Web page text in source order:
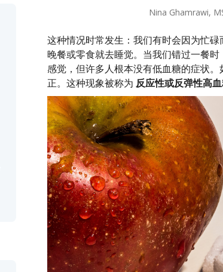
Nina Ghamrawi,
这种情况时常发生：我们有时会因为忙
晚餐或零食就去睡觉。当我们错过一餐
感觉，但许多人根本没有低血糖的症状
正。这种现象被称为 反应性或反弹性高